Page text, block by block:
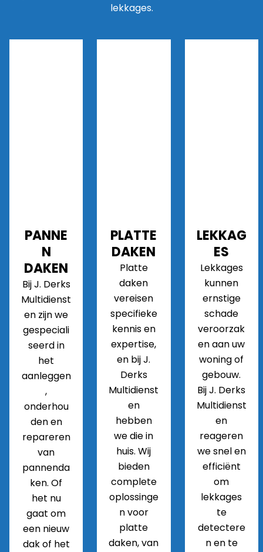
lekkages.
PANNE
N
DAKEN
Bij J. Derks
Multidienst
en zijn we
gespeciali
seerd in
het
aanleggen
,
onderhou
den en
repareren
van
pannenda
ken. Of
het nu
gaat om
een nieuw
dak of het
PLATTE
DAKEN
Platte
daken
vereisen
specifieke
kennis en
expertise,
en bij J.
Derks
Multidienst
en
hebben
we die in
huis. Wij
bieden
complete
oplossinge
n voor
platte
daken, van
LEKKAG
ES
Lekkages
kunnen
ernstige
schade
veroorzak
en aan uw
woning of
gebouw.
Bij J. Derks
Multidienst
en
reageren
we snel en
efficiënt
om
lekkages
te
detectere
n en te